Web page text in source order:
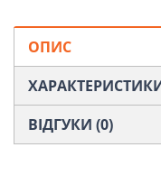
ОПИС
ВІДГУКИ (0)